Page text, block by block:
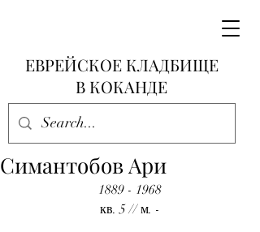
ЕВРЕЙСКОЕ КЛАДБИЩЕ
В КОКАНДЕ
Симантобов Ари
1889 - 1968
кв. 5 // м. -